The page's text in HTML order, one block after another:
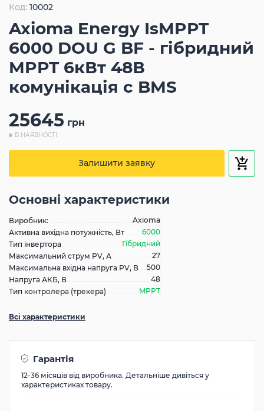
Код: 10002
Axioma Energy IsMPPT
6000 DOU G BF - гібридний
MPPT 6кВт 48В
комунікація с BMS
25645 грн
В НАЯВНОСТІ
Залишити заявку
Основні характеристики
Виробник:
Axioma
Активна вихідна потужність, Вт
6000
Тип інвертора
Гібридний
Максимальний струм PV, А
27
Максимальна вхідна напруга PV, В
500
Напруга АКБ, В
48
Тип контролера (трекера)
MPPT
Всі характеристики
Гарантія
12-36 місяців від виробника. Детальніше дивіться у
характеристиках товару.